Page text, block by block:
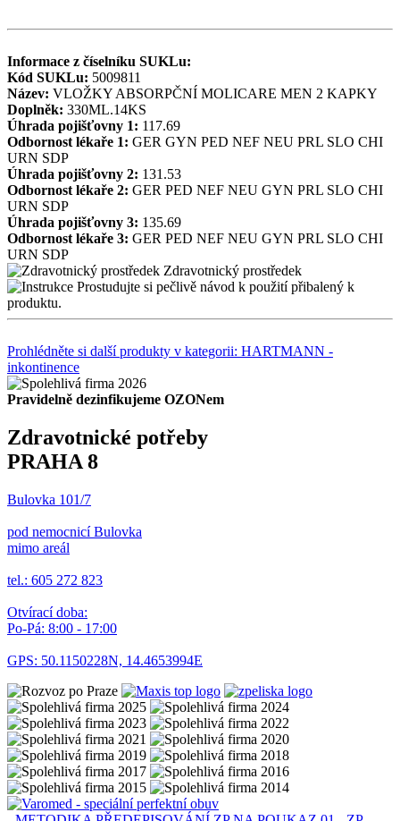
Informace z číselníku SUKLu:
Kód SUKLu: 5009811
Název: VLOŽKY ABSORPČNÍ MOLICARE MEN 2 KAPKY
Doplněk: 330ML.14KS
Úhrada pojišťovny 1: 117.69
Odbornost lékaře 1: GER GYN PED NEF NEU PRL SLO CHI
URN SDP
Úhrada pojišťovny 2: 131.53
Odbornost lékaře 2: GER PED NEF NEU GYN PRL SLO CHI
URN SDP
Úhrada pojišťovny 3: 135.69
Odbornost lékaře 3: GER PED NEF NEU GYN PRL SLO CHI
URN SDP
Zdravotnický prostředek
Prostudujte si pečlivě návod k použití přibalený k
produktu.
Prohlédněte si další produkty v kategorii: HARTMANN -
inkontinence
Pravidelně dezinfikujeme OZONem
Zdravotnické potřeby
PRAHA 8
Bulovka 101/7
pod nemocnicí Bulovka
mimo areál
tel.: 605 272 823
Otvírací doba:
Po-Pá: 8:00 - 17:00
GPS: 50.1150228N, 14.4653994E